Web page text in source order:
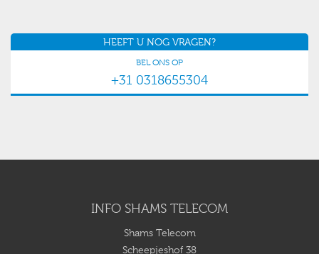
HEEFT U NOG VRAGEN?
BEL ONS OP
+31 0318655304
INFO SHAMS TELECOM
Shams Telecom
Scheepjeshof 38